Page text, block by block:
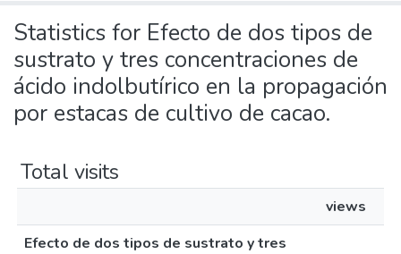
All of DSpace
Statistics for Efecto de dos tipos de
sustrato y tres concentraciones de
ácido indolbutírico en la propagación
por estacas de cultivo de cacao.
Total visits
views
Efecto de dos tipos de sustrato y tres